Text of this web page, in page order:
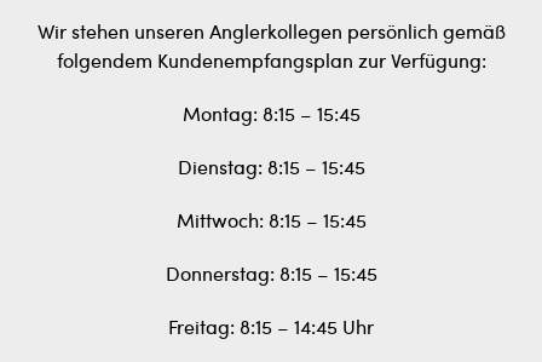
Wir stehen unseren Anglerkollegen persönlich gemäß
folgendem Kundenempfangsplan zur Verfügung:
Montag: 8:15 – 15:45
Dienstag: 8:15 – 15:45
Mittwoch: 8:15 – 15:45
Donnerstag: 8:15 – 15:45
Freitag: 8:15 – 14:45 Uhr